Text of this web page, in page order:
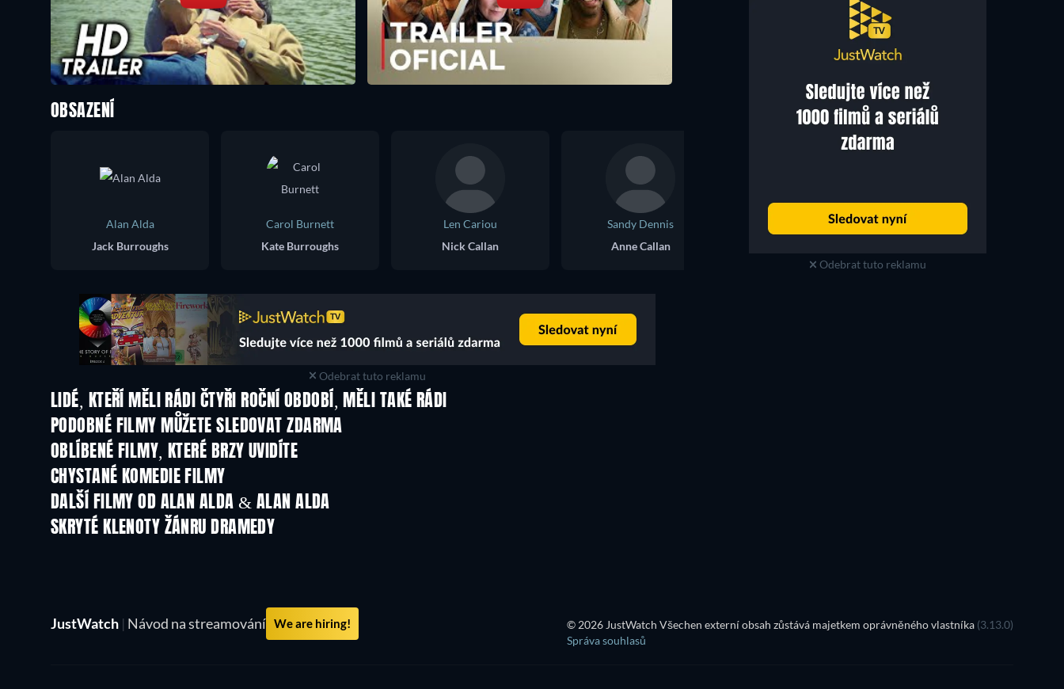
Odebrat tuto reklamu
OBSAZENÍ
Alan Alda
Jack Burroughs
Carol Burnett
Kate Burroughs
Len Cariou
Nick Callan
Sandy Dennis
Anne Callan
Rita Moreno
Odebrat tuto reklamu
LIDÉ, KTEŘÍ MĚLI RÁDI ČTYŘI ROČNÍ OBDOBÍ, MĚLI TAKÉ RÁDI
PODOBNÉ FILMY MŮŽETE SLEDOVAT ZDARMA
OBLÍBENÉ FILMY, KTERÉ BRZY UVIDÍTE
CHYSTANÉ KOMEDIE FILMY
DALŠÍ FILMY OD ALAN ALDA & ALAN ALDA
SKRYTÉ KLENOTY ŽÁNRU DRAMEDY
JustWatch | Návod na streamování We are hiring! © 2026 JustWatch Všechen externí obsah zůstává majetkem oprávněného vlastníka (3.13.0)
Správa souhlasů